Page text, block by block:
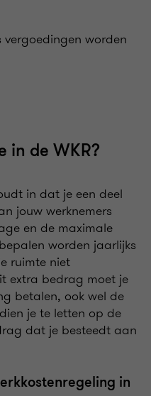
worden
in de WKR?
in dat je een deel
jouw werknemers
en de maximale
worden jaarlijks
ruimte niet
extra bedrag moet je
betalen, ook wel de
je te letten op de
dat je besteedt aan
in